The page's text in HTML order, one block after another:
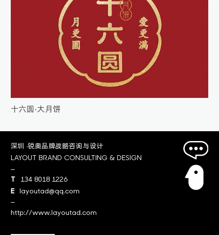
十六圆•大月饼
深圳 ·锐奥品牌战略咨询与设计
LAYOUT BRAND CONSULTING & DESIGN
T
134 8018 1226
E
layoutad@qq.com
http://www.layoutad.com